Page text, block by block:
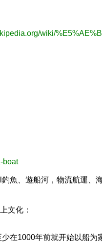
wiki/
boat
魚、遊船河，物流航運
文化：
在1000年前就开始以船